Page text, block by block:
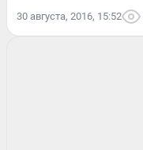
30 августа, 2016, 15:52